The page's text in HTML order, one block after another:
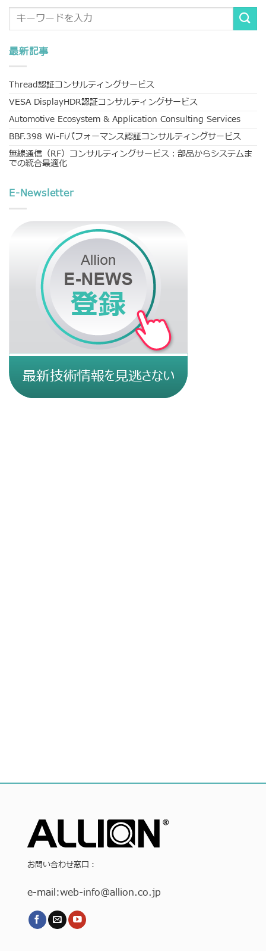
最新記事
Thread認証コンサルティングサービス
VESA DisplayHDR認証コンサルティングサービス
Automotive Ecosystem & Application Consulting Services
BBF.398 Wi-Fiパフォーマンス認証コンサルティングサービス
無線通信（RF）コンサルティングサービス：部品からシステムま
での統合最適化
E-Newsletter
お問い合わせ窓口：
e-mail:web-info@allion.co.jp